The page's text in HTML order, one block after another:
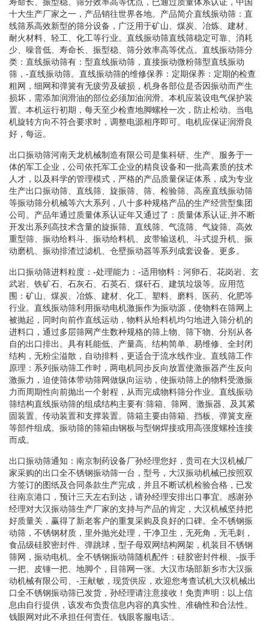
十大生产厂家之一，产品销往世界各地。产品简介直线振动筛：直
线筛系高效新型的筛分设备，广泛用于矿山、煤炭、冶炼、建材、
耐火材料、轻工、化工等行业。直线振动筛直线筛稳定可靠、消耗
少、噪音低、寿命长、振型稳、筛分效率高等优点。直线振动筛分
类：直线振动筛有：型直线振动筛，直接振动微粉筛型直线振动
筛，-直线振动筛。直线振动筛的维修保养：定期保养：定期的检查
粗网，细网和弹簧有无疲劳及破损，机身各部位是否因振动而产生
损坏，需添加润滑油的部位必须加油润滑。本机应装设电气保护装
置。本机运行初期，每天至少检查地脚螺栓一次，防止松动。当电
机旋转方向不符合要求时，调整电源相序即可。电机应保证润滑良
好，每运。
出口振动筛河南天龙机械制造有限公司是集科研、生产、服务于一
体的军工企业，公司依托军工企业的精良设备和一批高素质的技术
人才，以及科学的管理模式，严格的产品质量保证体系，成为专业
生产出口振动筛、直线筛、旋振筛、筛、检验筛、高座直线振动筛
等振动筛分机械等六大系列，八十多种规格产品的生产经营型集团
公司。产品年通过质量体系认证年又通过了：质量体系认证,并不断
开发出系列高技术含量的旋振筛、直线筛、气流筛、气旋筛、高效
重型筛、振动给料斗、振动给料机、皮带输送机、斗式提升机、振
动磨机、振动排渣过滤机、仓壁振动器等系列成套设备。更多。
出口振动筛进料粒度：-处理能力：-适用物料：河卵石、花岗岩、玄
武岩、铁矿石、石灰石、石英石、煤矸石、建筑垃圾等。应用范
围：矿山、煤炭、冶炼、建材、化工、塑料、磨料、医药、化肥等
行业。直线振动筛利用振动电机激振作为振动源，使物料在筛网上
被抛起，同时向前作直线运动，物料从给料机均匀地进入筛分机的
进料口，通过多层筛网产生数种规格的筛上物、筛下物、分别从各
自的出口排出。具有耗能低、产量高、结构简单、易维修、全封闭
结构，无粉尘溢散，自动排料，更适合于流水线作业。直线筛工作
原理：系列振动筛工作时，两电机同步反向放置使激振器产生反向
激振力，迫使筛体带动筛网做纵向运动，使振动筛上的物料受激振
力而周期性向前抛出一个射程，从而完成物料筛分作业。直线振动
筛结构直线振动筛的组成结构主要有:筛箱、筛网、激振器、及其紧
固装置、传动装置和支撑装置。筛箱主要由筛箱、挡板、弹簧支座
等部件组成。振动筛的筛箱由钢板与型钢焊接或用高强度螺栓连接
而成。
出口振动筛通知：南京制药设备厂孙经理您好，贵司在大汉机械厂
家采购的出口全不锈钢振动筛一台，型号，大汉振动机械已按照双
方签订的图纸及合同条款生产完成，并且不断试机检验合格，已发
往南京港口，预计三天左右到达，请孙经理安排出口事宜。感谢孙
经理对大汉振动筛生产厂家的支持与产品的肯定，大汉机械坚持把
好质量关，赢得了新老客户的重复采购及良好的口碑。全不锈钢振
动筛，不锈钢材质，里外抛光处理，干净卫生，无死角，无毛刺，
食品级硅胶密封件、弹跳球，型子母双网结构网架，机装目不锈钢
筛网，振动电机。全不锈钢振动筛随机配件：硅胶密封件根、-扳手
一把、皮锤一把、地脚个，目筛网一张。大汉市场部新乡市大汉振
动机械有限公司、-王献敏，现货供应，欢迎您考查试机大汉机械出
口全不锈钢振动筛已发货，孙经理请注意接收！免责声明：以上信
息由自行提供，该发布负责信息内容的真实性、准确性和合法性。
钱眼网对此不承担任何责任。钱眼客服电话:。